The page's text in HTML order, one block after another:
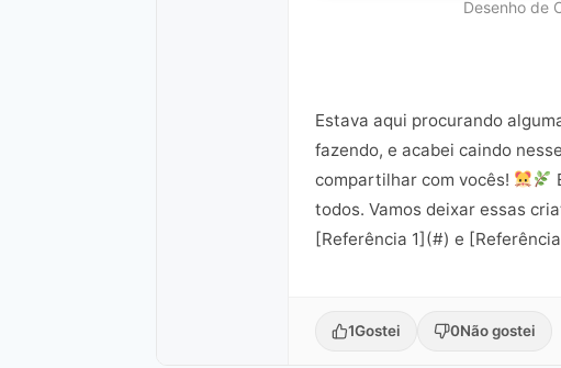
Desenho de
Estava aqui procurando
fazendo, e acabei caindo
compartilhar com vocês!
todos. Vamos deixar essas
[Referência 1](#) e
1Gostei 0Não gostei